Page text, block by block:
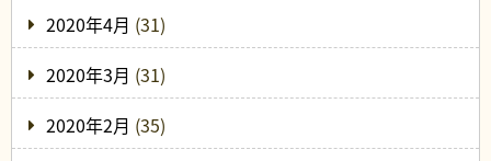
2020年4月 (31)
2020年3月 (31)
2020年2月 (35)